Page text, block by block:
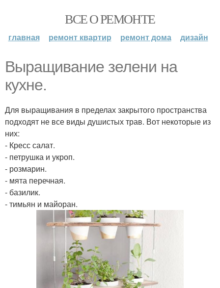
ВСЕ О РЕМОНТЕ
главная ремонт квартир ремонт дома дизайн
Выращивание зелени на
кухне.
Для выращивания в пределах закрытого пространства
подходят не все виды душистых трав. Вот некоторые из
них:
- Кресс салат.
- петрушка и укроп.
- розмарин.
- мята перечная.
- базилик.
- тимьян и майоран.